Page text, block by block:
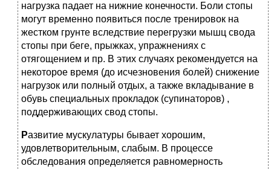
нагрузка падает на нижние конечности. Боли стопы
могут временно появиться после тренировок на
жестком грунте вследствие перегрузки мышц свода
стопы при беге, прыжках, упражнениях с
отягощением и пр. В этих случаях рекомендуется на
некоторое время (до исчезновения болей) снижение
нагрузок или полный отдых, а также вкладывание в
обувь специальных прокладок (супинаторов) ,
поддерживающих свод стопы.
Развитие мускулатуры бывает хорошим,
удовлетворительным, слабым. В процессе
обследования определяется равномерность